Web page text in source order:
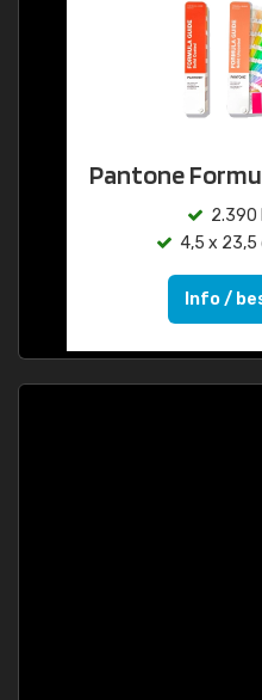
Pantone
2.390
4,5 x 23,5
Info /